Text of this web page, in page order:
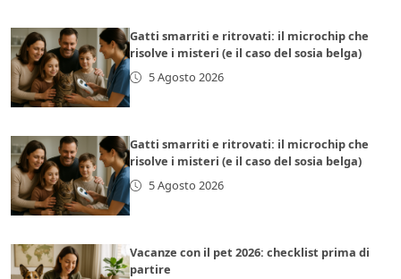
Gatti smarriti e ritrovati: il microchip che
risolve i misteri (e il caso del sosia belga)
5 Agosto 2026
Gatti smarriti e ritrovati: il microchip che
risolve i misteri (e il caso del sosia belga)
5 Agosto 2026
Vacanze con il pet 2026: checklist prima di
partire